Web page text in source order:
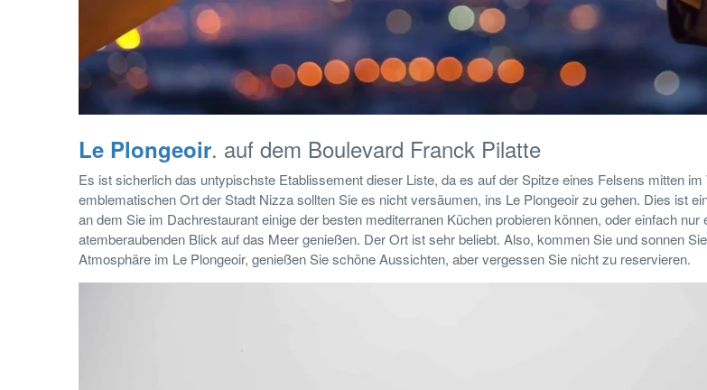
Le Plongeoir. auf dem Boulevard Franck Pilatte
Es ist sicherlich das untypischste Etablissement dieser Liste, da es auf der Spitze eines Felsens mitten
emblematischen Ort der Stadt Nizza sollten Sie es nicht versäumen, ins Le Plongeoir zu gehen. Dies ist
an dem Sie im Dachrestaurant einige der besten mediterranen Küchen probieren können, oder einfach nur
atemberaubenden Blick auf das Meer genießen. Der Ort ist sehr beliebt. Also, kommen Sie und sonnen
Atmosphäre im Le Plongeoir, genießen Sie schöne Aussichten, aber vergessen Sie nicht zu reservieren.